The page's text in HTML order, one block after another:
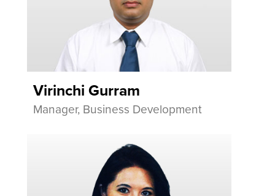
Virinchi Gurram
Manager, Business Development